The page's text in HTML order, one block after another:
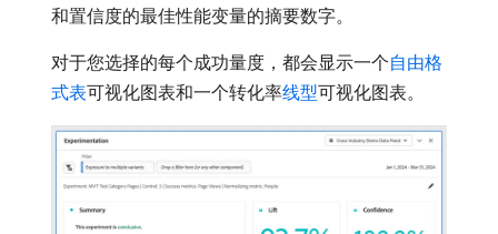
和置信度的最佳性能变量的摘要数字。
对于您选择的每个成功量度，都会显示一个自由格
式表可视化图表和一个转化率线型可视化图表。